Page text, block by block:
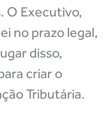
O Executivo,
no prazo legal,
disso,
criar o
Tributária.